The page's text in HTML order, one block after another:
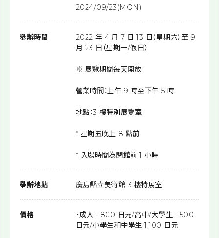
2024/09/23(MON)
舉辦時間
2022 年 4 月 7 日 13 日（星期六）至 9
月 23 日（星期一/假日）
※ 展覽期間每天開放
營業時間：上午 9 時至下午 5 時
地點：3 樓特別展覽室
* 星期五晚上 8 點前
* 入場時間為閉館前 1 小時
舉辦地點 廣島縣立美術館 3 樓特展室
價格
・成人 1,800 日元/高中/大學生 1,500
日元/小學生和中學生 1,100 日元